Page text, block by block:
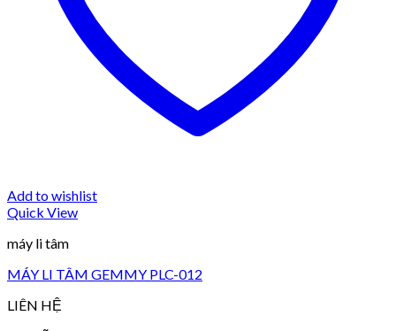
Add to wishlist
Quick View
máy li tâm
MÁY LI TÂM GEMMY PLC-012
LIÊN HỆ